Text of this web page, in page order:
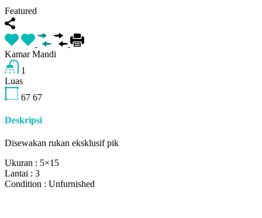
Featured
Kamar Mandi
1
Luas
67 67
Deskripsi
Disewakan rukan eksklusif pik
Ukuran : 5×15
Lantai : 3
Condition : Unfurnished